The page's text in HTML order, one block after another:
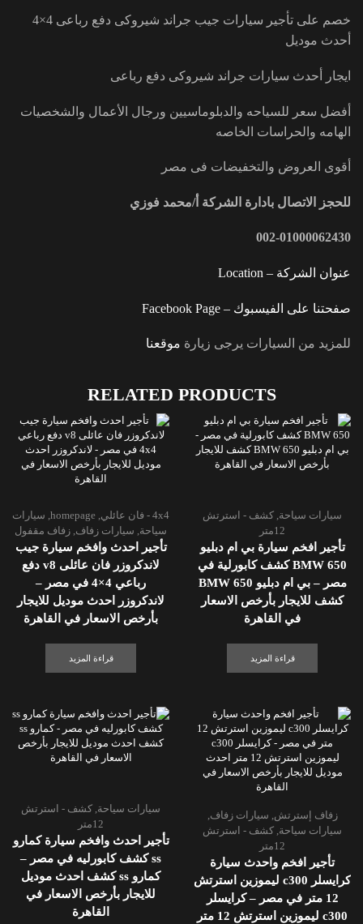
خصم على تأجير سيارات جيب جراند شيروكى دفع رباعى 4×4
أحدث موديل
ايجار أحدث سيارات جراند شيروكى دفع رباعى
أفضل سعر للسياحه والدبلوماسيين ورجال الأعمال والشخصيات
الهامه والحراسات الخاصه
أقوى العروض والتخفيضات فى مصر
للحجز الاتصال بادارة الشركة أ/محمد فوزي
002-01000062430
عنوان الشركة – Location
صفحتنا على الفيسبوك – Facebook Page
للمزيد من السيارات يرجى زيارة موقعنا
RELATED PRODUCTS
سيارات سياحة كشف - استرتش
12متر
تأجير افخم سيارة بي ام دبليو
BMW 650 كشف كابورلية في
مصر – بي ام دبليو BMW 650
كشف للايجار بأرخص الاسعار
في القاهرة
قراءة المزيد
4x4 - فان عائلي homepage سيارات
سياحة سيارات زفاف زفاف مقفول
تأجير احدث وافخم سيارة جيب
لاندكروزر فان عائلى v8 دفع
رباعي 4×4 في مصر –
لاندكروزر احدث موديل للايجار
بأرخص الاسعار في القاهرة
قراءة المزيد
زفاف إسترتش, سيارات زفاف,
سيارات سياحة, كشف - استرتش
12متر
تأجير افخم واحدث سيارة
كرايسلر c300 ليموزين استرتش
12 متر في مصر – كرايسلر
c300 ليموزين استرتش 12 متر
سيارات سياحة, كشف - استرتش
12متر
تأجير احدث وافخم سيارة كمارو
ss كشف كابورليه في مصر –
كمارو ss كشف احدث موديل
للايجار بأرخص الاسعار في
القاهرة